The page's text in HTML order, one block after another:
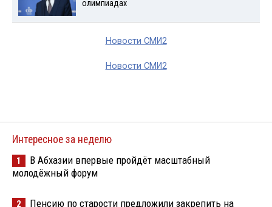
олимпиадах
Новости СМИ2
Новости СМИ2
Интересное за неделю
1
В Абхазии впервые пройдёт масштабный
молодёжный форум
2
Пенсию по старости предложили закрепить на